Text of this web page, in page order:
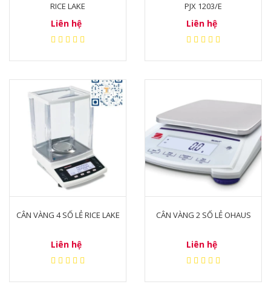
RICE LAKE
Liên hệ
PJX 1203/E
Liên hệ
CÂN VÀNG 4 SỐ LẺ RICE LAKE
Liên hệ
CÂN VÀNG 2 SỐ LẺ OHAUS
Liên hệ